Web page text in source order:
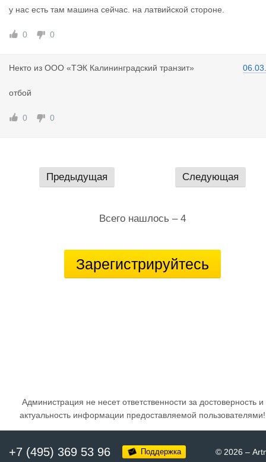
у нас есть там машина сейчас. на латвийской стороне.
0 0
Некто из ООО «ТЭК Калининградский транзит»
отбой
0 0
Предыдущая Следующая
Всего нашлось – 4
Зарегистрируйтесь
Администрация не несет ответственности за достоверность и
актуальность информации предоставляемой пользователями!
+7 (495) 369 53 96 Поддержка © 2026 –